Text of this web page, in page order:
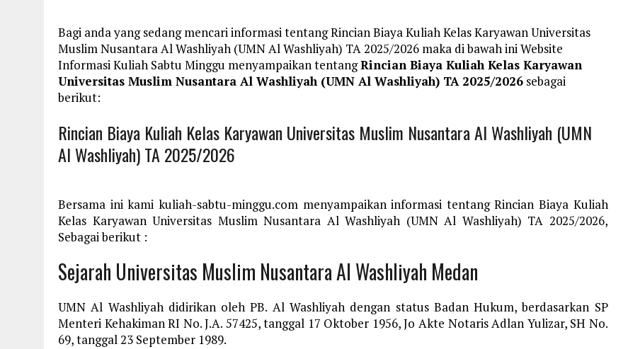
Bagi anda yang sedang mencari informasi tentang Rincian Biaya Kuliah Kelas Karyawan Universitas
Muslim Nusantara Al Washliyah (UMN Al Washliyah) TA 2025/2026 maka di bawah ini Website
Informasi Kuliah Sabtu Minggu menyampaikan tentangRincian Biaya Kuliah Kelas Karyawan
Universitas Muslim Nusantara Al Washliyah (UMN Al Washliyah) TA 2025/2026 sebagai
berikut:
Rincian Biaya Kuliah Kelas Karyawan Universitas Muslim Nusantara Al Washliyah (UMN
Al Washliyah) TA 2025/2026
Bersama ini kami kuliah-sabtu-minggu.com menyampaikan informasi tentang Rincian Biaya Kuliah
Kelas Karyawan Universitas Muslim Nusantara Al Washliyah (UMN Al Washliyah) TA 2025/2026,
Sebagai berikut :
Sejarah Universitas Muslim Nusantara Al Washliyah Medan
UMN Al Washliyah didirikan oleh PB. Al Washliyah dengan status Badan Hukum, berdasarkan SP
Menteri Kehakiman RI No. J.A. 57425, tanggal 17 Oktober 1956, Jo Akte Notaris Adlan Yulizar, SH No.
69, tanggal 23 September 1989.